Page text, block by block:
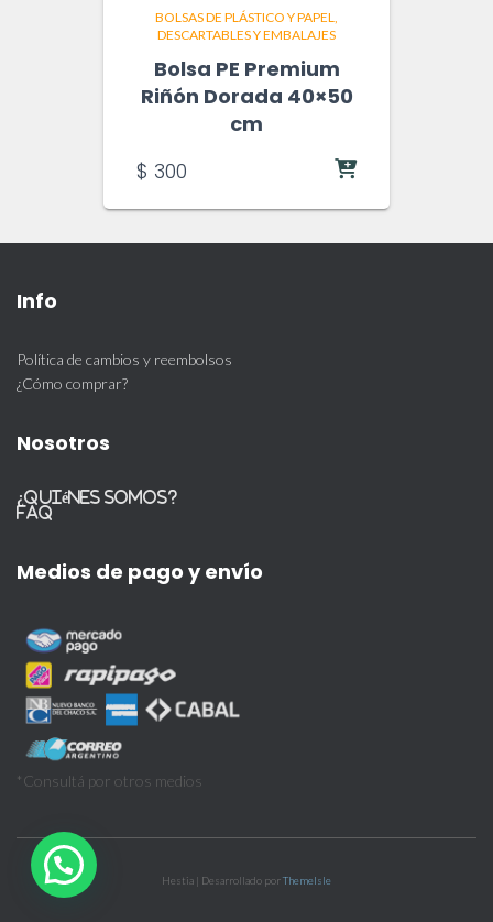
BOLSAS DE PLÁSTICO Y PAPEL
DESCARTABLES Y EMBALAJES
Bolsa PE Premium
Riñón Dorada 40×50
cm
$ 300
Info
Política de cambios y reembolsos
¿Cómo comprar?
Nosotros
¿Quiénes somos?
FAQ
Medios de pago y envío
*Consultá por otros medios
Hestia | Desarrollado porThemeIsle